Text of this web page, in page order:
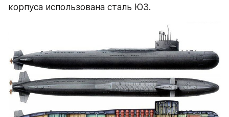
корпуса использована сталь ЮЗ.